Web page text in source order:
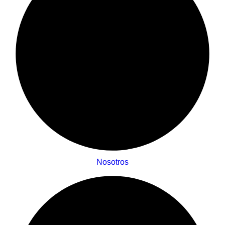
Nosotros